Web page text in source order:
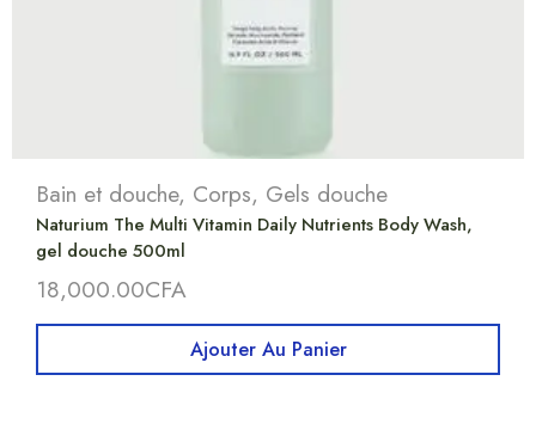
Bain et douche, Corps, Gels douche
Naturium The Multi Vitamin Daily Nutrients Body Wash,
gel douche 500ml
18,000.00CFA
Ajouter Au Panier